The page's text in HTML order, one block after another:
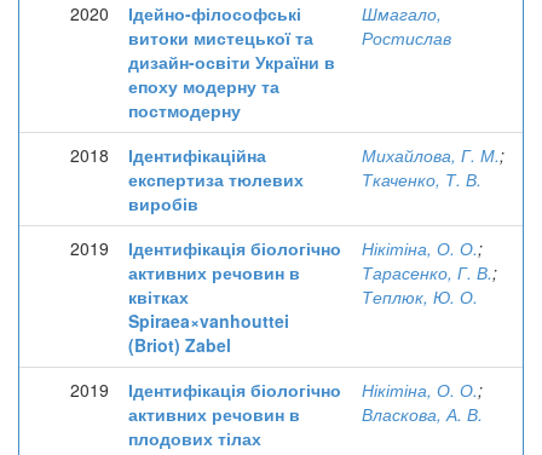
2020
Ідейно-філософські
витоки мистецької та
дизайн-освіти України в
епоху модерну та
постмодерну
Шмагало,
Ростислав
2018
Ідентифікаційна
експертиза тюлевих
виробів
Михайлова, Г. М.;
Ткаченко, Т. В.
2019
Ідентифікація біологічно
активних речовин в
квітках
Spiraea×vanhouttei
(Briot) Zabel
Нікітіна, О. О.;
Тарасенко, Г. В.;
Теплюк, Ю. О.
2019
Ідентифікація біологічно
активних речовин в
плодових тілах
Нікітіна, О. О.;
Власкова, А. В.